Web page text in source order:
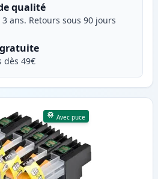
qualité
ans. Retours sous 90 jours
dès 49€
Avec puce